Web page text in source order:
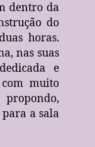
dentro da
do
horas.
nas suas
e
muito
a sala